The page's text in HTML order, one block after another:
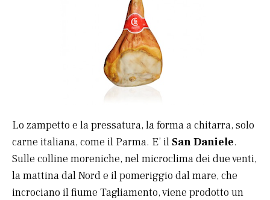
Lo zampetto e la pressatura, la forma a chitarra, solo
carne italiana, come il Parma. E’ il San Daniele.
Sulle colline moreniche, nel microclima dei due venti,
la mattina dal Nord e il pomeriggio dal mare, che
incrociano il fiume Tagliamento, viene prodotto un